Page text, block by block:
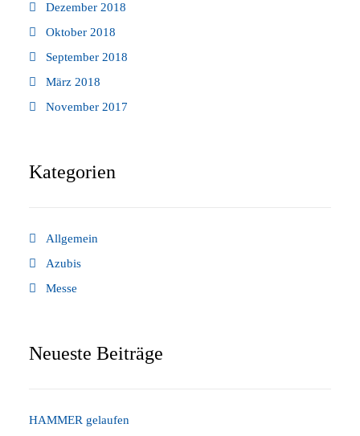
Dezember 2018
Oktober 2018
September 2018
März 2018
November 2017
Kategorien
Allgemein
Azubis
Messe
Neueste Beiträge
HAMMER gelaufen